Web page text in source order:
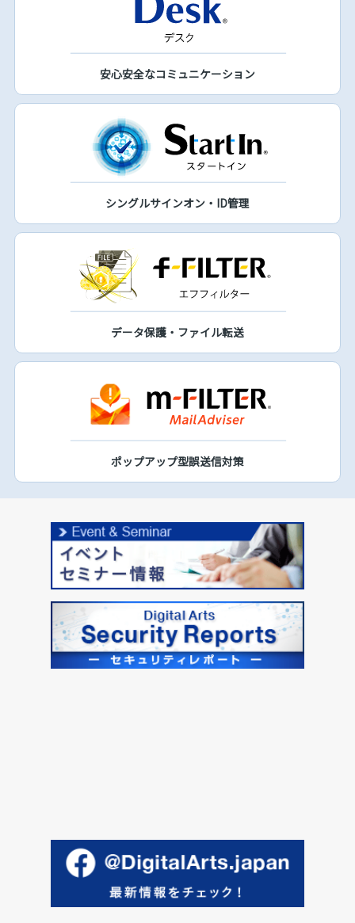
安心安全なコミュニケーション
シングルサインオン・ID管理
データ保護・ファイル転送
ポップアップ型誤送信対策